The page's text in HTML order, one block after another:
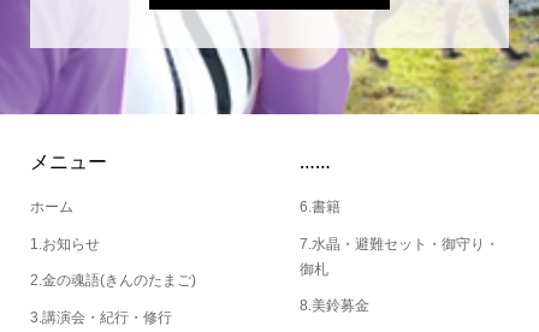
メニュー
ホーム
1.お知らせ
2.金の魂語(きんのたまご)
3.講演会・紀行・修行
……
6.書籍
7.水晶・避難セット・御守り・
御札
8.美鈴募金